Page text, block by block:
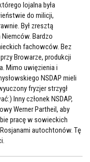
lojalna była
do milicji,
Był zresztą
Bardzo
fachowców. Bez
Browarze, produkcji
Mimo uwięzienia i
NSDAP mieli
fryzjer strzygł
Inny członek NSDAP,
Werner Partheil, aby
pracę w sowieckich
autochtonów. Tę